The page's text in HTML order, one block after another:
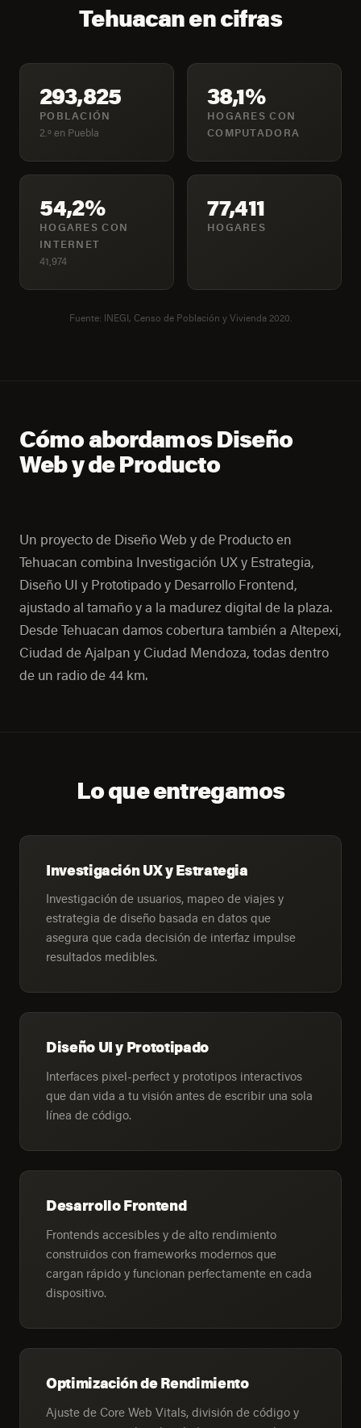
Tehuacan en cifras
293,825
POBLACIÓN
2.º en Puebla
38,1%
HOGARES CON
COMPUTADORA
54,2%
HOGARES CON
INTERNET
41,974
77,411
HOGARES
Fuente: INEGI, Censo de Población y Vivienda 2020.
Cómo abordamos Diseño
Web y de Producto
Un proyecto de Diseño Web y de Producto en
Tehuacan combina Investigación UX y Estrategia,
Diseño UI y Prototipado y Desarrollo Frontend,
ajustado al tamaño y a la madurez digital de la plaza.
Desde Tehuacan damos cobertura también a Altepexi,
Ciudad de Ajalpan y Ciudad Mendoza, todas dentro
de un radio de 44 km.
Lo que entregamos
Investigación UX y Estrategia
Investigación de usuarios, mapeo de viajes y
estrategia de diseño basada en datos que
asegura que cada decisión de interfaz impulse
resultados medibles.
Diseño UI y Prototipado
Interfaces pixel-perfect y prototipos interactivos
que dan vida a tu visión antes de escribir una sola
línea de código.
Desarrollo Frontend
Frontends accesibles y de alto rendimiento
construidos con frameworks modernos que
cargan rápido y funcionan perfectamente en cada
dispositivo.
Optimización de Rendimiento
Ajuste de Core Web Vitals, división de código y